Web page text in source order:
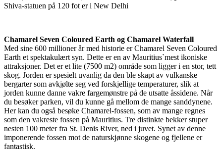
Shiva-statuen på 120 fot er i New Delhi
Chamarel Seven Coloured Earth og Chamarel Waterfall
Med sine 600 millioner år med historie er Chamarel Seven Coloured
Earth et spektakulært syn. Dette er en av Mauritius`mest ikoniske
attraksjoner. Det er et lite (7500 m2) område som ligger i en stor, tett
skog. Jorden er spesielt uvanlig da den ble skapt av vulkanske
bergarter som avkjølte seg ved forskjellige temperaturer, slik at
jorden kunne danne vakre fargemønstre på de utsatte åssidene. Når
du besøker parken, vil du kunne gå mellom de mange sanddynene.
Her kan du også besøke Chamarel-fossen, som av mange regnes
som den vakreste fossen på Mauritius. Tre distinkte bekker stuper
nesten 100 meter fra St. Denis River, ned i juvet. Synet av denne
imponerende fossen mot de naturskjønne skogene og fjellene er
fantastisk.